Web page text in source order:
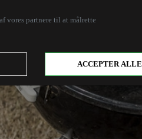
vores partnere til at målrette
ACCEPTER ALLE